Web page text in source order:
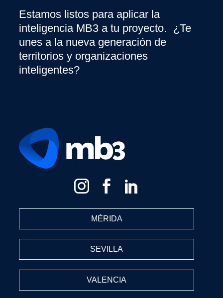
Estamos listos para aplicar la
inteligencia MB3 a tu proyecto. ¿Te
unes a la nueva generación de
territorios y organizaciones
inteligentes?
MÉRIDA
SEVILLA
VALENCIA